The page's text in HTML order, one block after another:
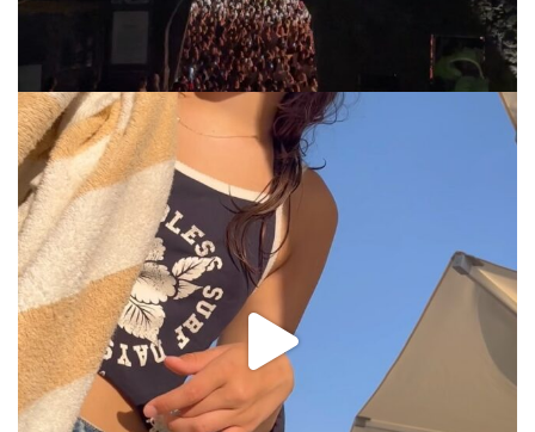
via.carrera
Jul 31